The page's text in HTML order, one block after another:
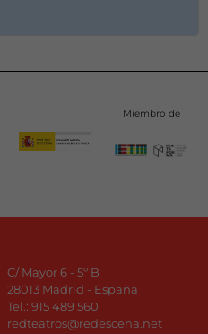
Miembro de
C/ Mayor 6 - 5º B
28013 Madrid - España
Tel.: 915 489 560
redteatros@redescena.net